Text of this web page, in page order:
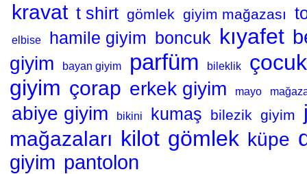
kravat t shirt gömlek giyim mağazası
elbise hamile giyim boncuk kıyafet
giyim
bayan giyim parfüm bileklik
giyim çorap erkek giyim mayo
abiye giyim bikini kumaş bilezik giyim
mağazaları kilot gömlek küpe
giyim pantolon